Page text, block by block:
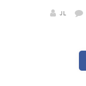
JL